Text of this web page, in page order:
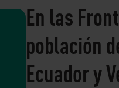
En las
población
Ecuador y